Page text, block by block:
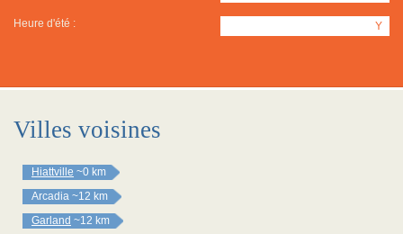
Heure d'été : Y
Villes voisines
Hiattville ~0 km
Arcadia ~12 km
Garland ~12 km